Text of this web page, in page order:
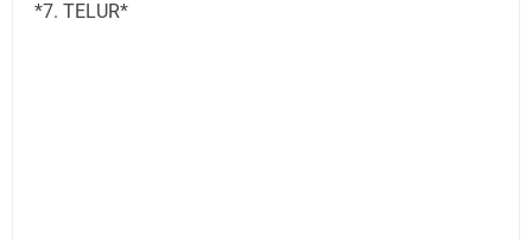
*7. TELUR*